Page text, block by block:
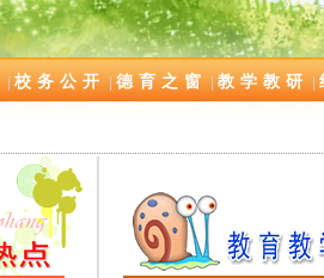
校务公开 德育之窗 教学教研